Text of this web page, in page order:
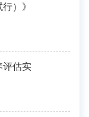
）》
评估实